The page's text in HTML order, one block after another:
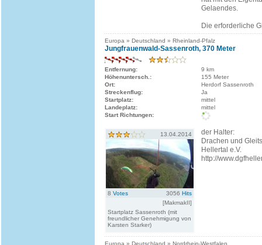
Gelaendes.
Die erforderliche
Europa » Deutschland » Rheinland-Pfalz
Jungfrauenwald-Sassenroth, 370 Meter
Entfernung:
9 km
Höhenuntersch.:
155 Meter
Ort:
Herdorf Sassenroth
Streckenflug:
Ja
Startplatz:
mittel
Landeplatz:
mittel
Start Richtungen:
13.04.2014
8 Votes 3056 Hits
[MakmakII]
Startplatz Sassenroth (mit
freundlicher Genehmigung von
Karsten Starker)
der Halter:
Drachen und
Hellertal e.V.
http://
Europa » Deutschland » Nordrhein-Westfalen